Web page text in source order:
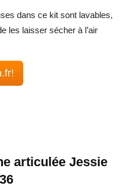
dans ce kit sont lavables,
les laisser sécher à l’air
articulée Jessie